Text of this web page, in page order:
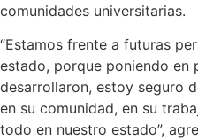
comunidades universitarias.
“Estamos frente a futuras
estado, porque poniendo en
desarrollaron, estoy seguro
en su comunidad, en su
todo en nuestro estado”,